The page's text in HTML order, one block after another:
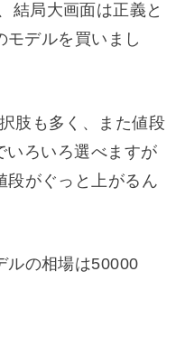
結局大画面は正義と
モデルを買いまし
肢も多く、また値段
いろいろ選べますが
段がぐっと上がるん
ルの相場は50000